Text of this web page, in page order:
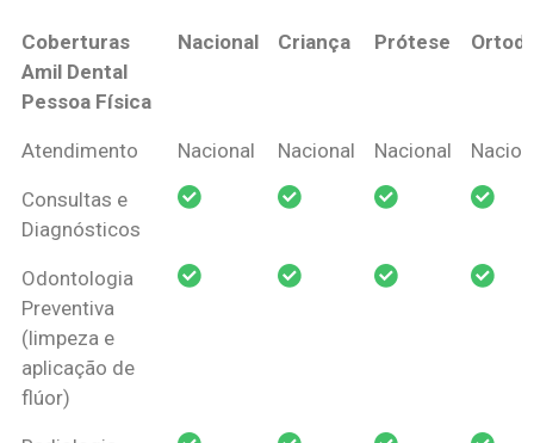
Coberturas
Amil Dental
Pessoa Física
Nacional Criança Prótese
Coberturas
Pessoa Física
Nacional Criança Prótese
Atendimento Nacional Nacional Nacional
Consultas e
Diagnósticos
Odontologia
Preventiva
(limpeza e
aplicação de
flúor)